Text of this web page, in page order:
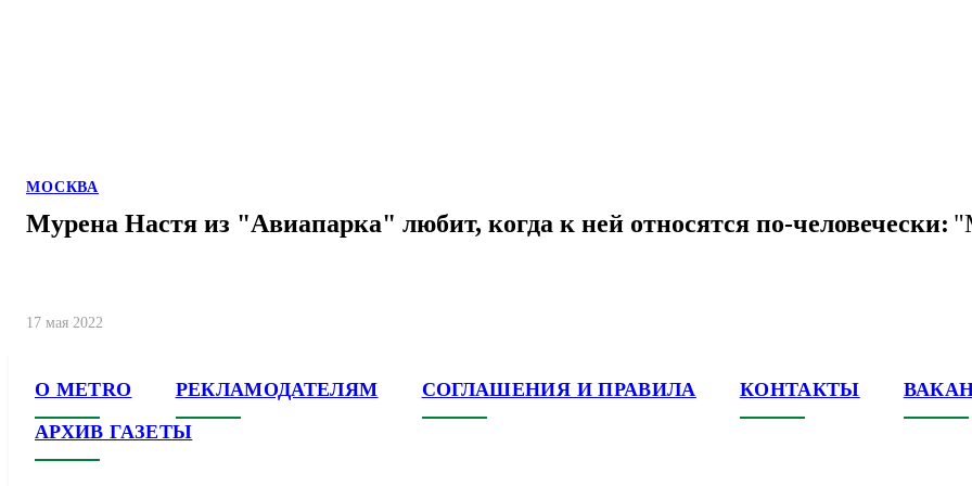
МОСКВА
Мурена Настя из "Авиапарка" любит, когда к ней относятся по-человечески:
17 мая 2022
О METRO РЕКЛАМОДАТЕЛЯМ СОГЛАШЕНИЯ И ПРАВИЛА КОНТАКТЫ
АРХИВ ГАЗЕТЫ